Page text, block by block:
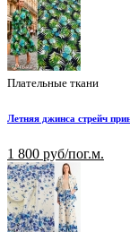
Плательные ткани
Летняя джинса стрейч
1 800 руб/пог.м.